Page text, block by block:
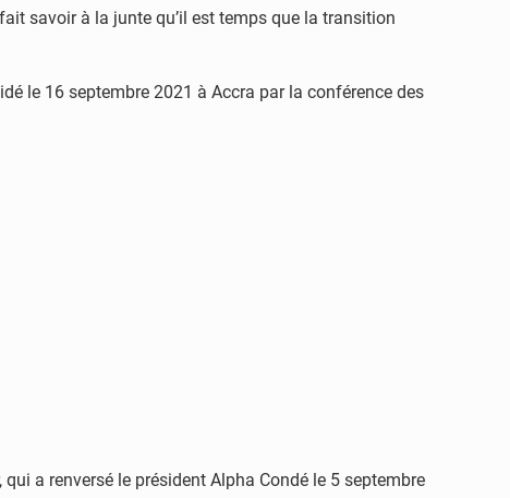
savoir à la junte qu’il est temps que la transition
le 16 septembre 2021 à Accra par la conférence des
a renversé le président Alpha Condé le 5 septembre